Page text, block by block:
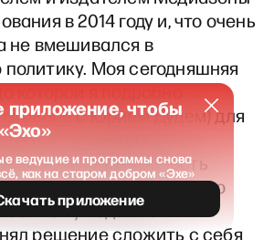
в 2014 году и, что очень
не вмешивался в
Моя сегодняшняя
которой я подробно
с Юрием Дудем) для
под сомнение
и независимость
не должно возникать по
изданию.
решение сложить с себя
приложение, чтобы
ведущие и программы снова
как на старом добром «Эхе»
приложение